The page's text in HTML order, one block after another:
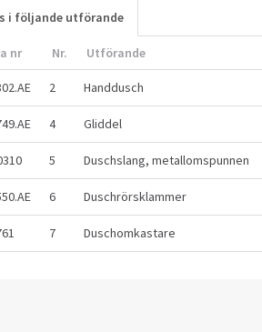
i följande utförande
nr Nr. Utförande
2 Handdusch
4 Gliddel
5 Duschslang, metallomspunnen
6 Duschrörsklammer
7 Duschomkastare